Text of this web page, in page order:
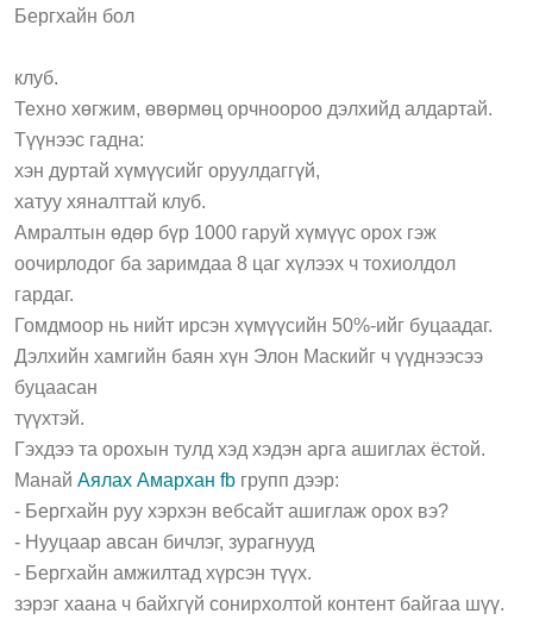
Бергхайн бол
клуб.
Техно хөгжим, өвөрмөц орчноороо дэлхийд алдартай.
Түүнээс гадна:
хэн дуртай хүмүүсийг оруулдаггүй,
хатуу хяналттай клуб.
Амралтын өдөр бүр 1000 гаруй хүмүүс орох гэж
оочирлодог ба заримдаа 8 цаг хүлээх ч тохиолдол
гардаг.
Гомдмоор нь нийт ирсэн хүмүүсийн 50%-ийг буцаадаг.
Дэлхийн хамгийн баян хүн Элон Маскийг ч үүднээсээ
буцаасан
түүхтэй.
Гэхдээ та орохын тулд хэд хэдэн арга ашиглах ёстой.
Манай Аялах Амархан fb групп дээр:
- Бергхайн руу хэрхэн вебсайт ашиглаж орох вэ?
- Нууцаар авсан бичлэг, зурагнууд
- Бергхайн амжилтад хүрсэн түүх.
зэрэг хаана ч байхгүй сонирхолтой контент байгаа шүү.